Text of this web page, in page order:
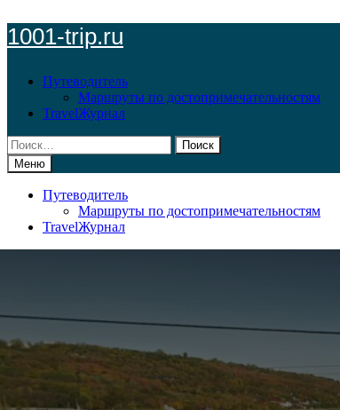
Перейти
к1001-trip.ru
Путеводитель
Маршруты по достопримечательностям
TravelЖурнал
Найти:
Меню
Путеводитель
Маршруты по достопримечательностям
TravelЖурнал